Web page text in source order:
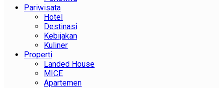
Pariwisata
Hotel
Destinasi
Kebijakan
Kuliner
Properti
Landed House
MICE
Apartemen